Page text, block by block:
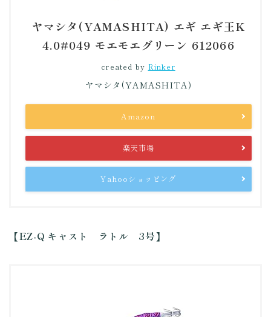
ヤマシタ(YAMASHITA) エギ エギ王K
4.0#049 モエモエグリーン 612066
created by Rinker
ヤマシタ(YAMASHITA)
Amazon
楽天市場
Yahooショッピング
【EZ-Q キャスト ラトル 3号】